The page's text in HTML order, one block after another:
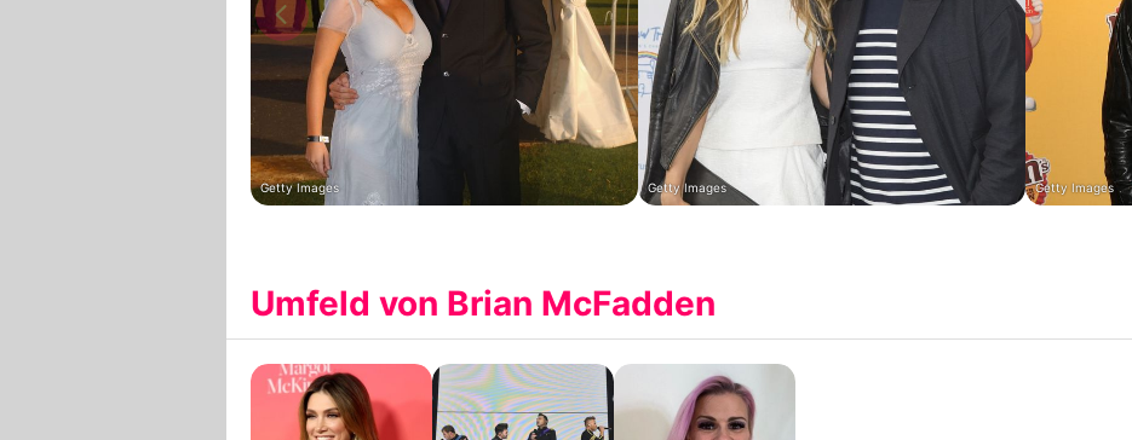
Getty Images Getty Images Getty Images
Umfeld von Brian McFadden